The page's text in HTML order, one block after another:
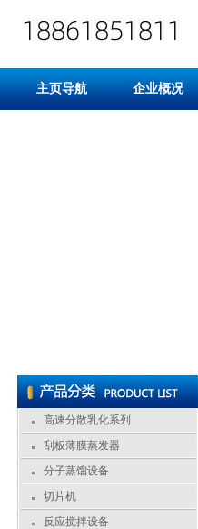
主页导航 企业概况
高速分散乳化系列
刮板薄膜蒸发器
分子蒸馏设备
切片机
反应搅拌设备